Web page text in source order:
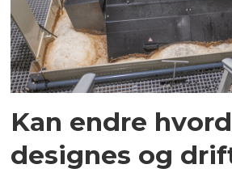
Kan endre
designes og